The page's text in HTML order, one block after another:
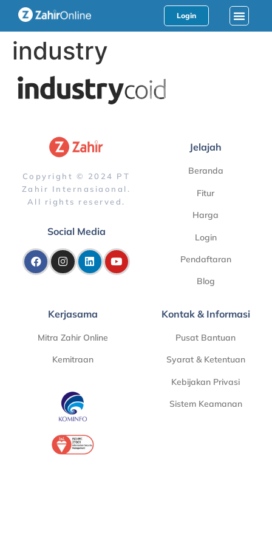
Login
industry
Copyright © 2024 PT
Zahir Internasiaonal.
All rights reserved.
Social Media
Jelajah
Beranda
Fitur
Harga
Login
Pendaftaran
Blog
Kerjasama
Mitra Zahir Online
Kemitraan
Kontak & Informasi
Pusat Bantuan
Syarat & Ketentuan
Kebijakan Privasi
Sistem Keamanan